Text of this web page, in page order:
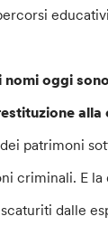
nomi oggi
alla
patrimoni
criminali. E
dalle